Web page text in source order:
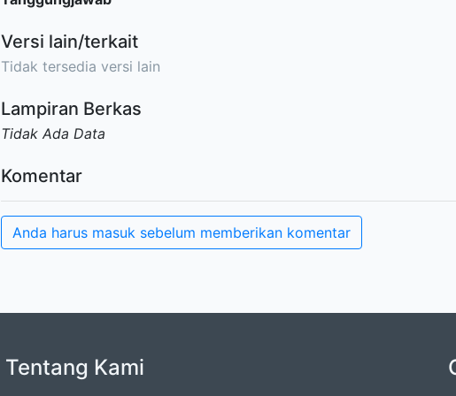
Versi lain/terkait
Tidak tersedia versi lain
Lampiran Berkas
Tidak Ada Data
Komentar
Anda harus masuk sebelum memberikan komentar
Tentang Kami